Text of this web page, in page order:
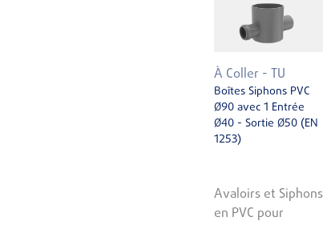
À Coller - TU
Boîtes Siphons PVC
Ø90 avec 1 Entrée
Ø40 - Sortie Ø50 (EN
1253)
Avaloirs et Siphons
en PVC pour